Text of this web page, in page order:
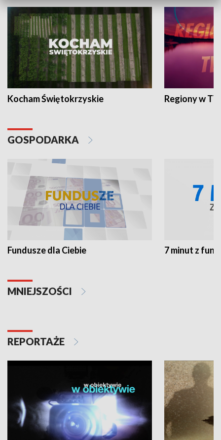
Kocham Świętokrzyskie Regiony w
GOSPODARKA
Fundusze dla Ciebie 7 minut z
MNIEJSZOŚCI
REPORTAŻE